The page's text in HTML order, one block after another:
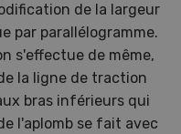
de la largeur
par parallélogramme.
s'effectue de même,
la ligne de traction
bras inférieurs qui
l'aplomb se fait avec